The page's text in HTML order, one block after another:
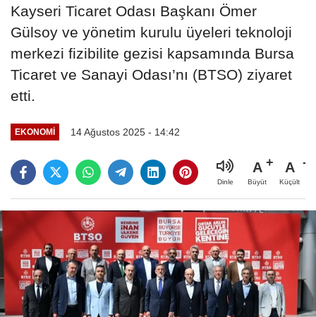
Kayseri Ticaret Odası Başkanı Ömer
Gülsoy ve yönetim kurulu üyeleri teknoloji
merkezi fizibilite gezisi kapsamında Bursa
Ticaret ve Sanayi Odası’nı (BTSO) ziyaret
etti.
EKONOMI 14 Ağustos 2025 - 14:42
Dinle
A
Büyüt
A
Küçült